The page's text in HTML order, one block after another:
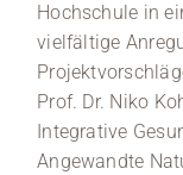
Hochschule in
vielfältige
Prof. Dr. Niko
Integrative
Angewandte